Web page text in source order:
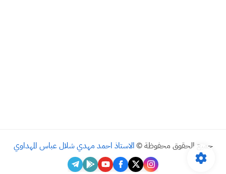
جميع الحقوق محفوظة © الاستاذ احمد مهدي شلال عباس المهداوي